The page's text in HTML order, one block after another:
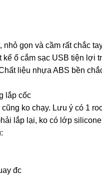
gọn và cầm rất chắc
kế ổ cắm sạc USB tiện
liệu nhựa ABS bền
lắp cốc
ko chạy. Lưu ý có 1
lắp lại, ko có lớp
đc